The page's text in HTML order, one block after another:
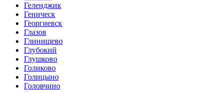
Геленджик
Геническ
Георгиевск
Глазов
Глинищево
Глубокий
Глушково
Голиково
Голицыно
Головчино